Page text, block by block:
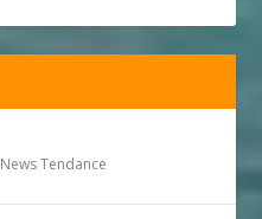
News Tendance